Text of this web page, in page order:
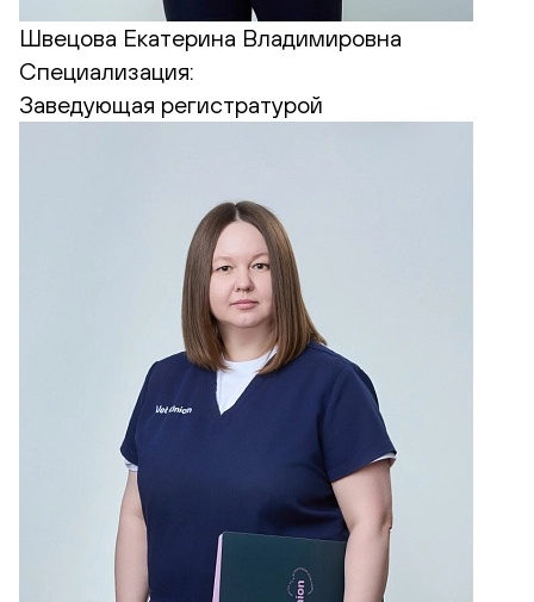
Швецова Екатерина Владимировна
Специализация:
Заведующая регистратурой